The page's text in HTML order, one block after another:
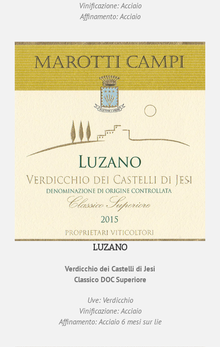
Vinificazione: Acciaio
Affinamento: Acciaio
LUZANO
Verdicchio dei Castelli di Jesi
Classico DOC Superiore
Uve: Verdicchio
Vinificazione: Acciaio
Affinamento: Acciaio 6 mesi sur lie